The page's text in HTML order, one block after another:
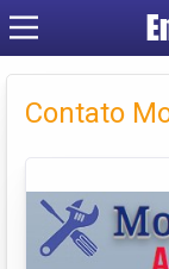
Contato